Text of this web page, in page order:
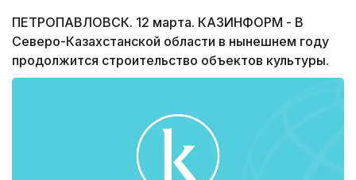
ПЕТРОПАВЛОВСК. 12 марта. КАЗИНФОРМ - В
Северо-Казахстанской области в нынешнем году
продолжится строительство объектов культуры.